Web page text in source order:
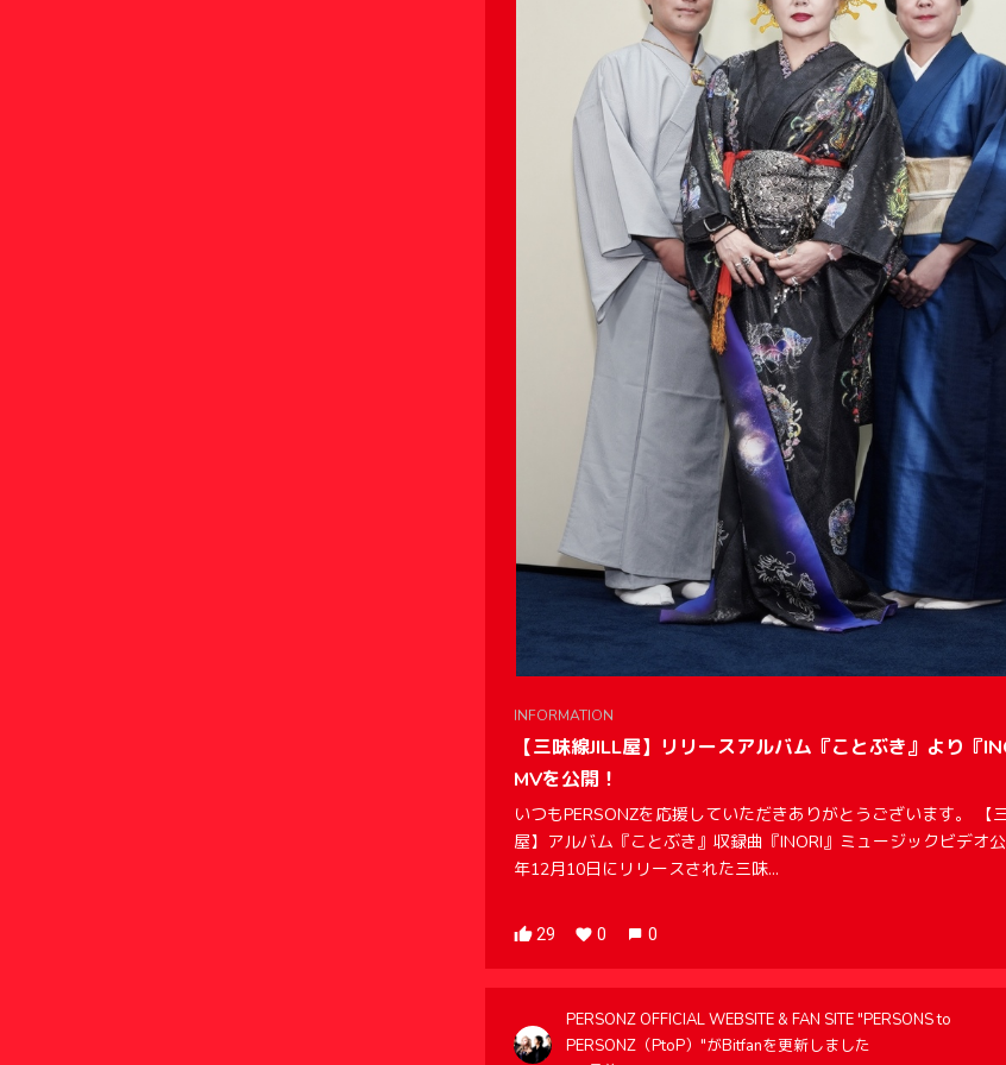
INFORMATION
【三味線JILL屋】リリースアルバム『ことぶき』より『
MVを公開！
いつもPERSONZを応援していただきありがとうございます。 【
屋】アルバム『ことぶき』収録曲『INORI』ミュージックビデオ
年12月10日にリリースされた三味...
29 0 0
PERSONZ OFFICIAL WEBSITE & FAN SITE "PERSONS to
PERSONZ（PtoP）"がBitfanを更新しました